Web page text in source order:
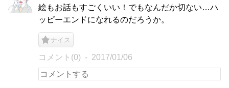
絵もお話もすごくいい！でもなんだか切ない…ハ
ッピーエンドになれるのだろうか。
ナイス
コメント(0) 2017/01/06